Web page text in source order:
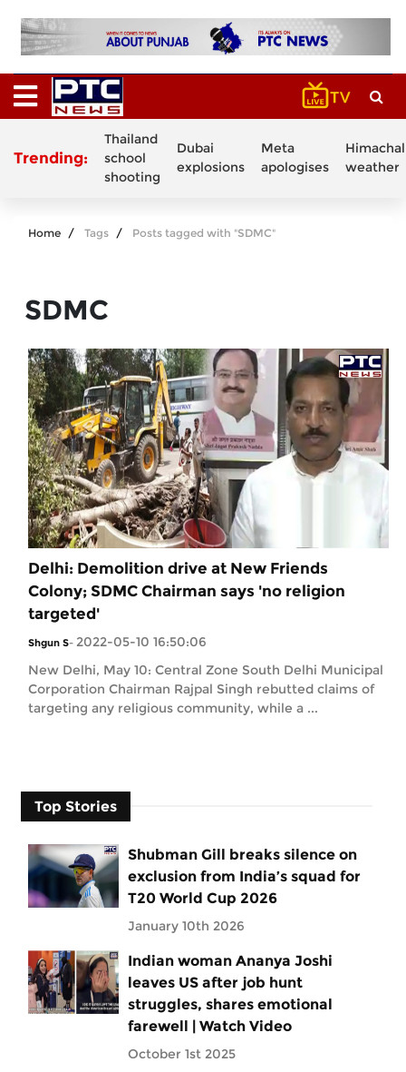
Trending:
Thailand
school
shooting
Dubai
explosions
Meta
apologises
Himachal
weather
Home Tags Posts tagged with "SDMC"
SDMC
Delhi: Demolition drive at New Friends
Colony; SDMC Chairman says 'no religion
targeted'
Shgun S- 2022-05-10 16:50:06
New Delhi, May 10: Central Zone South Delhi Municipal
Corporation Chairman Rajpal Singh rebutted claims of
targeting any religious community, while a ...
Top Stories
Shubman Gill breaks silence on
exclusion from India’s squad for
T20 World Cup 2026
January 10th 2026
Indian woman Ananya Joshi
leaves US after job hunt
struggles, shares emotional
farewell | Watch Video
October 1st 2025